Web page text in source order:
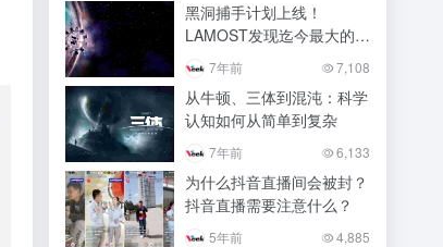
黑洞捕手计划上线！
LAMOST发现迄今最大的恒
星级黑洞
7年前 7,108
从牛顿、三体到混沌：科学
认知如何从简单到复杂
7年前 6,133
为什么抖音直播间会被封？
抖音直播需要注意什么？
5年前 4,885